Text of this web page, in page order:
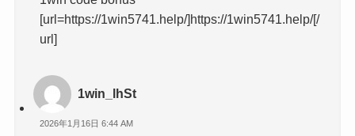
[url=https://1win5741.help/]https://1win5741.help/[/
url]
1win_lhSt
2026年1月16日 6:44 AM